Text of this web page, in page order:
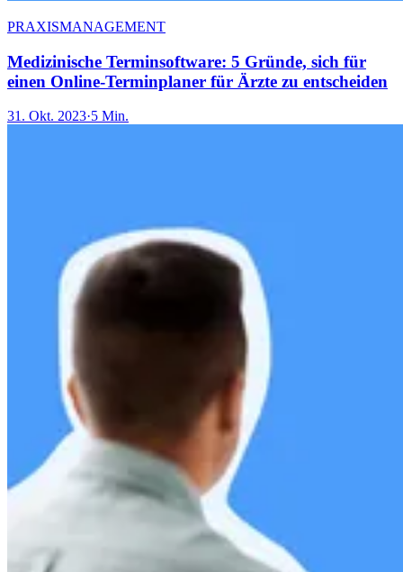
PRAXISMANAGEMENT
Medizinische Terminsoftware: 5 Gründe, sich für
einen Online-Terminplaner für Ärzte zu entscheiden
31. Okt. 2023·5 Min.